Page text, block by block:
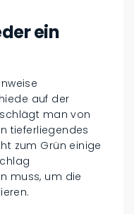
ein
auf der
man von
tieferliegendes
zum Grün einige
muss, um die